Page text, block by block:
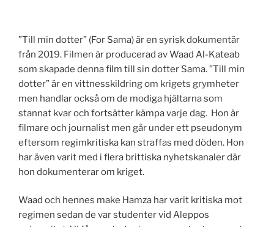
”Till min dotter” (For Sama) är en syrisk dokumentär
från 2019. Filmen är producerad av Waad Al-Kateab
som skapade denna film till sin dotter Sama. ”Till min
dotter” är en vittnesskildring om krigets grymheter
men handlar också om de modiga hjältarna som
stannat kvar och fortsätter kämpa varje dag. Hon är
filmare och journalist men går under ett pseudonym
eftersom regimkritiska kan straffas med döden. Hon
har även varit med i flera brittiska nyhetskanaler där
hon dokumenterar om kriget.
Waad och hennes make Hamza har varit kritiska mot
regimen sedan de var studenter vid Aleppos